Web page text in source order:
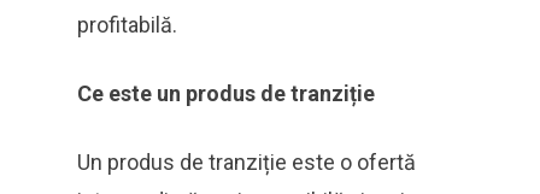
profitabilă.
Ce este un produs de tranziție
Un produs de tranziție este o ofertă